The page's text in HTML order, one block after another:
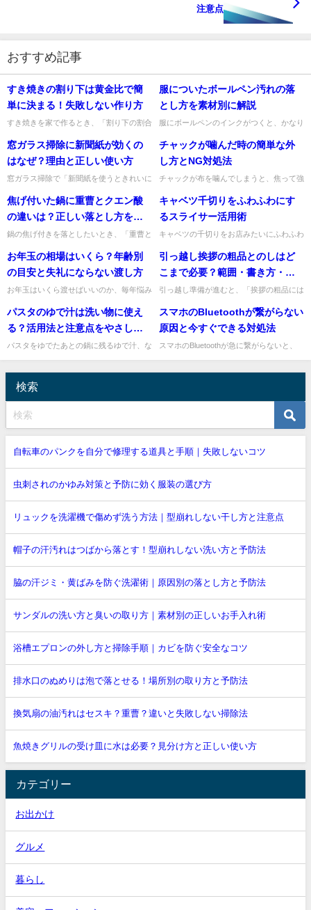
注意点
おすすめ記事
すき焼きの割り下は黄金比で簡
単に決まる！失敗しない作り方
すき焼きを家で作るとき、「割り下の割合
て毎回ぶれる」と悩みやすいですよね。そ
んなときは、まず基本の黄金...
服についたボールペン汚れの落
とし方を素材別に解説
服にボールペンのインクがつくと、かなり
だけでこすったり、強くもみ洗いしたりす
ると、かえって汚れが広がる...
窓ガラス掃除に新聞紙が効くの
はなぜ？理由と正しい使い方
窓ガラス掃除で「新聞紙を使うときれいに
ね。でも、なぜ新聞紙なのか、ティッシュ
や雑巾ではだめなのか、気に...
チャックが噛んだ時の簡単な外
し方とNG対処法
チャックが布を噛んでしまうと、焦って強
ばん簡単で失敗しにくい外し方は、無理に
引かず、噛んだ部分の布を少...
焦げ付いた鍋に重曹とクエン酸
の違いは？正しい落とし方を解
説
鍋の焦げ付きを落としたいとき、「重曹と
いますよね。結論からお伝えすると、鍋の
焦げ付きには基本的に重曹が...
キャベツ千切りをふわふわにす
るスライサー活用術
キャベツの千切りをお店みたいにふわふわ
水っぽくなったりしやすいですよね。そん
なときに頼りになるのがスラ...
お年玉の相場はいくら？年齢別
の目安と失礼にならない渡し方
お年玉はいくら渡せばいいのか、毎年悩み
ますし、少なすぎても多すぎても気を使う
ものです。結論からお伝えす...
引っ越し挨拶の粗品とのしはど
こまで必要？範囲・書き方・マ
ナーを解説
引っ越し準備が進むと、「挨拶の粗品には
けば失礼がない？」と迷いますよね。私
も、初めての引っ越しでは細か...
パスタのゆで汁は洗い物に使え
る？活用法と注意点をやさしく
解説
パスタをゆでたあとの鍋に残るゆで汁、な
ができますよ。特に、油がつい...
スマホのBluetoothが繋がらない
原因と今すぐできる対処法
スマホのBluetoothが急に繋がらないと、
検索
自転車のパンクを自分で修理する道具と手順｜失敗しないコツ
虫刺されのかゆみ対策と予防に効く服装の選び方
リュックを洗濯機で傷めず洗う方法｜型崩れしない干し方と注意点
帽子の汗汚れはつばから落とす！型崩れしない洗い方と予防法
脇の汗ジミ・黄ばみを防ぐ洗濯術｜原因別の落とし方と予防法
サンダルの洗い方と臭いの取り方｜素材別の正しいお手入れ術
浴槽エプロンの外し方と掃除手順｜カビを防ぐ安全なコツ
排水口のぬめりは泡で落とせる！場所別の取り方と予防法
換気扇の油汚れはセスキ？重曹？違いと失敗しない掃除法
魚焼きグリルの受け皿に水は必要？見分け方と正しい使い方
カテゴリー
お出かけ
グルメ
暮らし